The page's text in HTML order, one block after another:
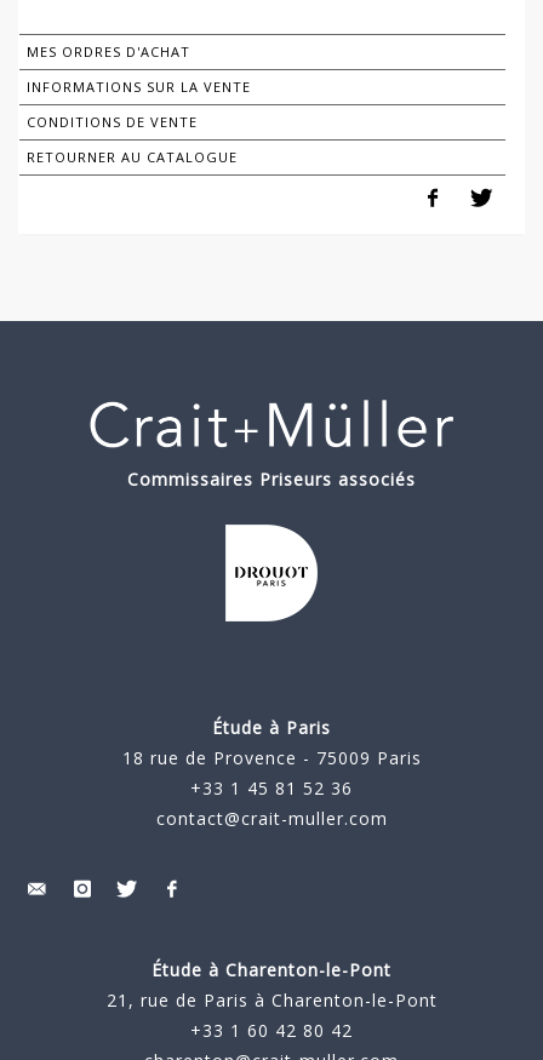
MES ORDRES D'ACHAT
INFORMATIONS SUR LA VENTE
CONDITIONS DE VENTE
RETOURNER AU CATALOGUE
Commissaires Priseurs associés
Étude à Paris
18 rue de Provence - 75009 Paris
+33 1 45 81 52 36
contact@crait-muller.com
Étude à Charenton-le-Pont
21, rue de Paris à Charenton-le-Pont
+33 1 60 42 80 42